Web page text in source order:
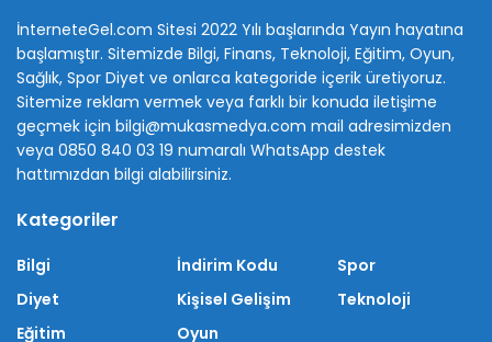
İnterneteGel.com Sitesi 2022 Yılı başlarında Yayın hayatına
başlamıştır. Sitemizde Bilgi, Finans, Teknoloji, Eğitim, Oyun,
Sağlık, Spor Diyet ve onlarca kategoride içerik üretiyoruz.
Sitemize reklam vermek veya farklı bir konuda iletişime
geçmek için bilgi@mukasmedya.com mail adresimizden
veya 0850 840 03 19 numaralı WhatsApp destek
hattımızdan bilgi alabilirsiniz.
Kategoriler
Bilgi
Diyet
Eğitim
İndirim Kodu
Kişisel Gelişim
Oyun
Spor
Teknoloji